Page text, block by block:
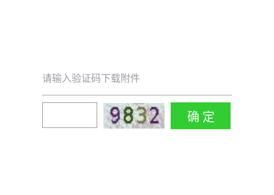
请输入验证码下载附件